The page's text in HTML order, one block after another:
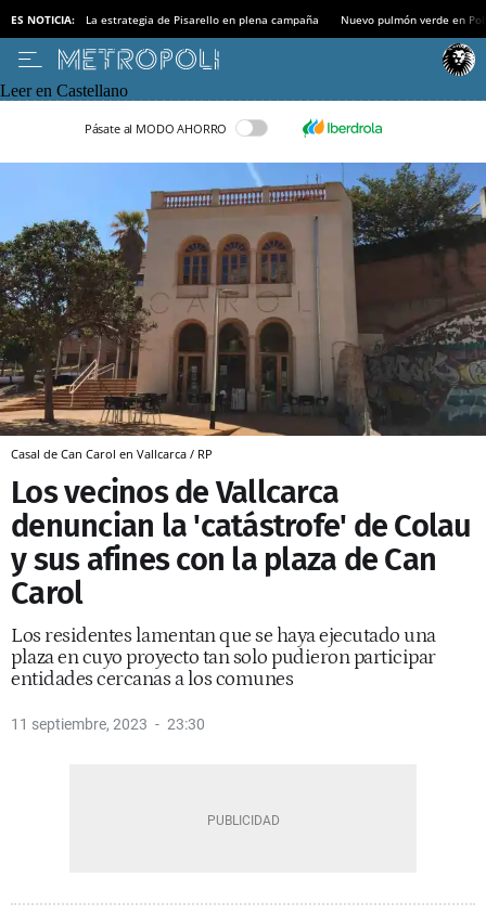
ES NOTICIA: La estrategia de Pisarello en plena campaña Nuevo pulmón verde en
Leer en Castellano
Pásate al MODO AHORRO
Casal de Can Carol en Vallcarca / RP
Los vecinos de Vallcarca
denuncian la 'catástrofe' de Colau
y sus afines con la plaza de Can
Carol
Los residentes lamentan que se haya ejecutado una
plaza en cuyo proyecto tan solo pudieron participar
entidades cercanas a los comunes
11 septiembre, 2023 23:30